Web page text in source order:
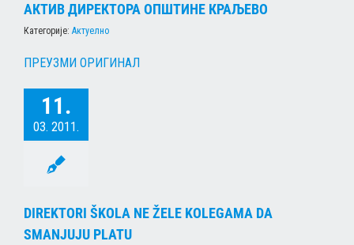
АКТИВ ДИРЕКТОРА ОПШТИНЕ КРАЉЕВО
Категорије: Актуелно
ПРЕУЗМИ ОРИГИНАЛ
11.
03. 2011.
DIREKTORI ŠKOLA NE ŽELE KOLEGAMA DA
SMANJUJU PLATU